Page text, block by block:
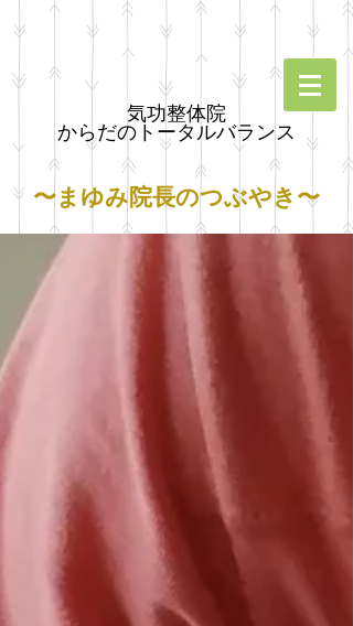
気功整体院
からだのトータルバランス
〜まゆみ院長のつぶやき〜